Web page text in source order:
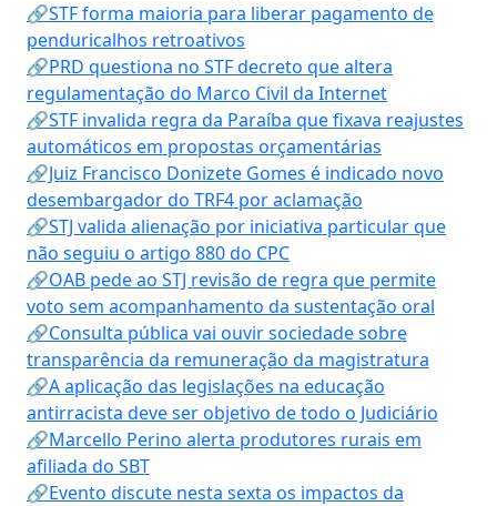
🔗STF forma maioria para liberar pagamento de
penduricalhos retroativos
🔗PRD questiona no STF decreto que altera
regulamentação do Marco Civil da Internet
🔗STF invalida regra da Paraíba que fixava reajustes
automáticos em propostas orçamentárias
🔗Juiz Francisco Donizete Gomes é indicado novo
desembargador do TRF4 por aclamação
🔗STJ valida alienação por iniciativa particular que
não seguiu o artigo 880 do CPC
🔗OAB pede ao STJ revisão de regra que permite
voto sem acompanhamento da sustentação oral
🔗Consulta pública vai ouvir sociedade sobre
transparência da remuneração da magistratura
🔗A aplicação das legislações na educação
antirracista deve ser objetivo de todo o Judiciário
🔗Marcello Perino alerta produtores rurais em
afiliada do SBT
🔗Evento discute nesta sexta os impactos da